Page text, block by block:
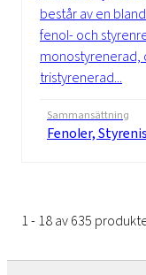
består av en
fenol- och
monostyrenerad,
tristyrenerad...
Sammansättning
Fenoler,
1 - 18 av 635